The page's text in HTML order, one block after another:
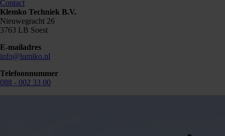
Contact
Klemko Techniek B.V.
Nieuwegracht 26
3763 LB Soest
E-mailadres
info@lumiko.nl
Telefoonnummer
088 - 002 33 00